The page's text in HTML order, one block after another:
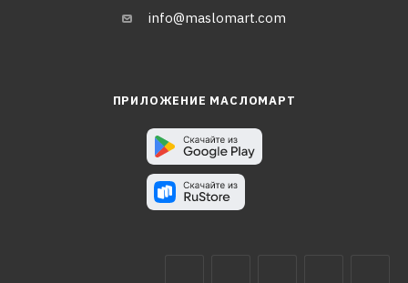
info@maslomart.com
ПРИЛОЖЕНИЕ МАСЛОМАРТ